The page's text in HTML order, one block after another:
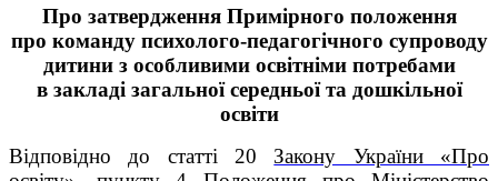
Пpo затвердження Примірного положення
про команду психолого-педагогічного супроводу
дитини з особливими освітніми потребами
в закладі загальної середньої та дошкільної
освіти
Відповідно до статті 20 Закону України «Про